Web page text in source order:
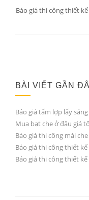
Báo giá thi công thiết
BÀI VIẾT GẦN
Báo giá tấm lợp lấy
Mua bạt che ở đâu giá
Báo giá thi công mái
Báo giá thi công thiết
Báo giá thi công thiết